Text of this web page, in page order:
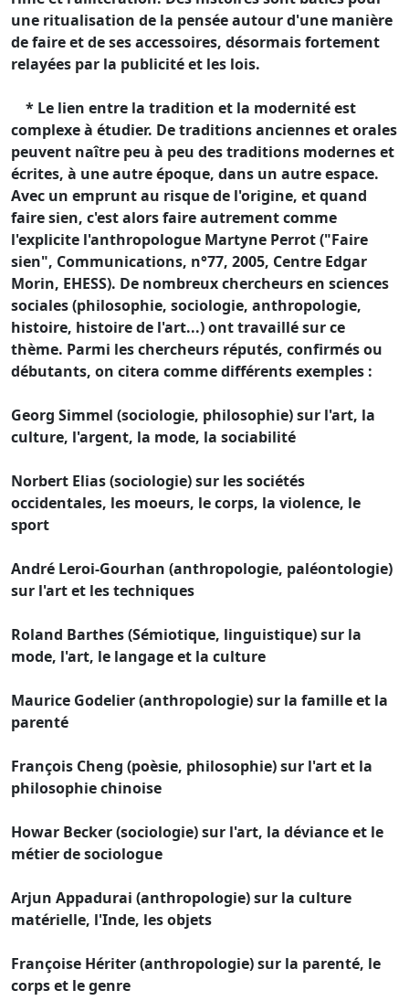
une ritualisation de la pensée autour d'une manière
de faire et de ses accessoires, désormais fortement
relayées par la publicité et les lois.
* Le lien entre la tradition et la modernité est
complexe à étudier. De traditions anciennes et orales
peuvent naître peu à peu des traditions modernes et
écrites, à une autre époque, dans un autre espace.
Avec un emprunt au risque de l'origine, et quand
faire sien, c'est alors faire autrement comme
l'explicite l'anthropologue Martyne Perrot ("Faire
sien", Communications, n°77, 2005, Centre Edgar
Morin, EHESS). De nombreux chercheurs en sciences
sociales (philosophie, sociologie, anthropologie,
histoire, histoire de l'art...) ont travaillé sur ce
thème. Parmi les chercheurs réputés, confirmés ou
débutants, on citera comme différents exemples :
Georg Simmel (sociologie, philosophie) sur l'art, la
culture, l'argent, la mode, la sociabilité
Norbert Elias (sociologie) sur les sociétés
occidentales, les moeurs, le corps, la violence, le
sport
André Leroi-Gourhan (anthropologie, paléontologie)
sur l'art et les techniques
Roland Barthes (Sémiotique, linguistique) sur la
mode, l'art, le langage et la culture
Maurice Godelier (anthropologie) sur la famille et la
parenté
François Cheng (poèsie, philosophie) sur l'art et la
philosophie chinoise
Howar Becker (sociologie) sur l'art, la déviance et le
métier de sociologue
Arjun Appadurai (anthropologie) sur la culture
matérielle, l'Inde, les objets
Françoise Hériter (anthropologie) sur la parenté, le
corps et le genre